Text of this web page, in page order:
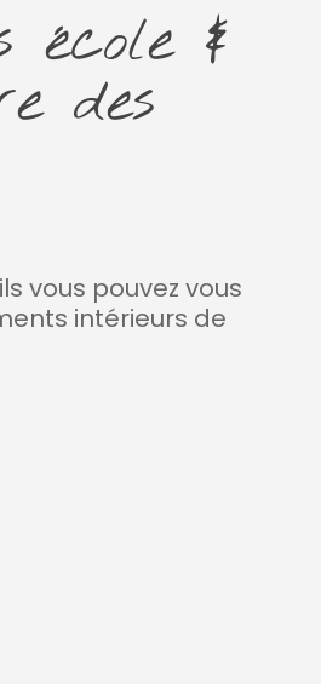
or ESC to close
école &
des
vous pouvez vous
intérieurs de